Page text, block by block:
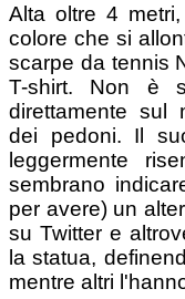
Alta oltre 4
colore che si
scarpe da tennis
T-shirt. Non è
direttamente sul
dei pedoni. Il
leggermente
sembrano
per avere) un
su Twitter e
la statua,
mentre altri